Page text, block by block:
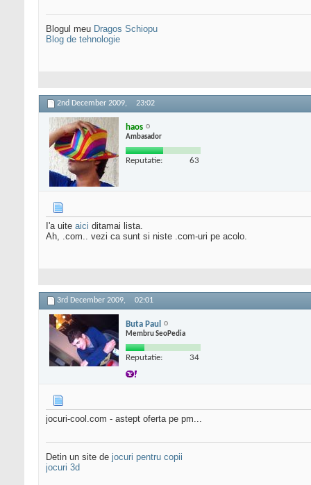
Blogul meu Dragos Schiopu
Blog de tehnologie
2nd December 2009, 23:02
haos
Ambasador
Reputatie: 63
I'a uite aici ditamai lista.
Ah, .com.. vezi ca sunt si niste .com-uri pe acolo.
3rd December 2009, 02:01
Buta Paul
Membru SeoPedia
Reputatie: 34
jocuri-cool.com - astept oferta pe pm...
Detin un site de jocuri pentru copii
jocuri 3d